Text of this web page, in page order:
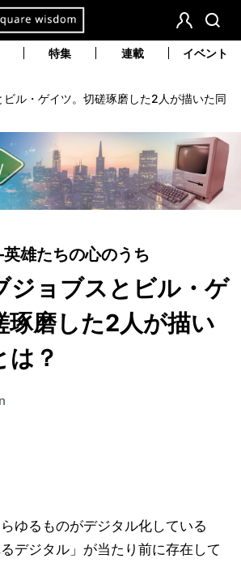
会
検
特集 連載 イベント
ビル・ゲイツ。切磋琢磨した2人が描いた同
雄たちの心のうち
ジョブスとビル・ゲ
琢磨した2人が描い
は？
ゆるものがデジタル化している
デジタル」が当たり前に存在して